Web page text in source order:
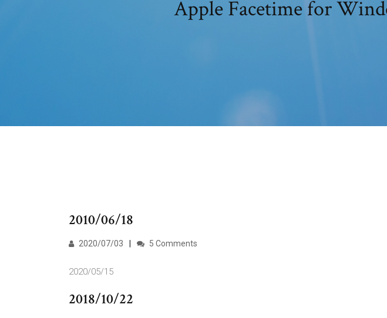
Apple Facetime for
2010/06/18
2020/07/03 5 Comments
2020/05/15
2018/10/22